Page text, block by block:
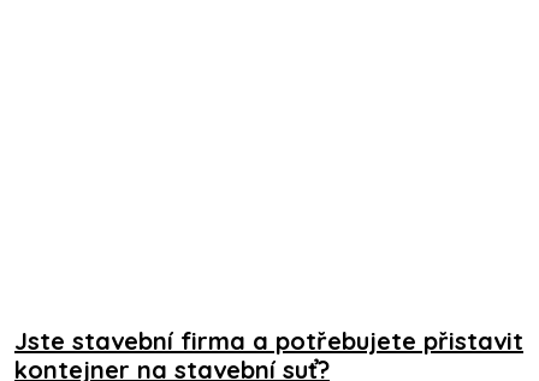
Jste stavební firma a potřebujete přistavit
kontejner na stavební suť?